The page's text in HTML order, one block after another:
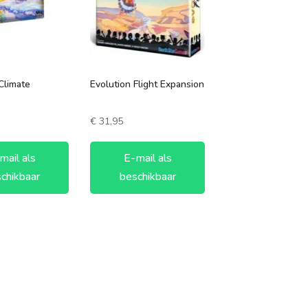
vanaf 10 jaar
vanaf 12 jaar
vanaf 14 jaar
als
Evolution Flight Expansion
€ 31,95
E-mail als
beschikbaar